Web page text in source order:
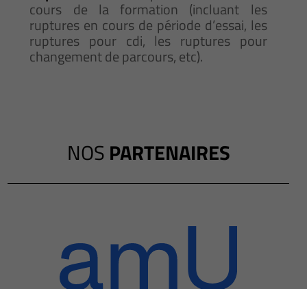
cours de la formation (incluant les
ruptures en cours de période d’essai, les
ruptures pour cdi, les ruptures pour
changement de parcours, etc).
NOS PARTENAIRES